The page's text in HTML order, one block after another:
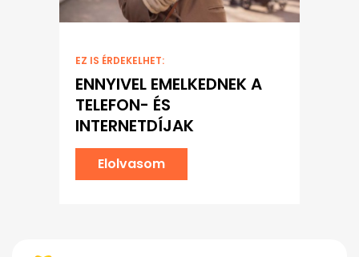
EZ IS ÉRDEKELHET:
ENNYIVEL EMELKEDNEK A
TELEFON- ÉS
INTERNETDÍJAK
Elolvasom